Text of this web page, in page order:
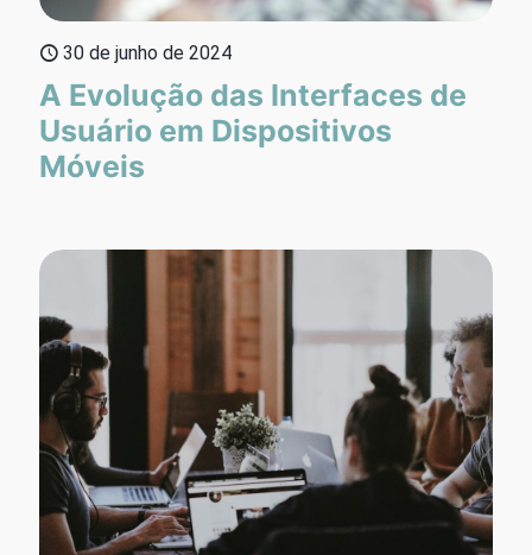
30 de junho de 2024
A Evolução das Interfaces de
Usuário em Dispositivos
Móveis